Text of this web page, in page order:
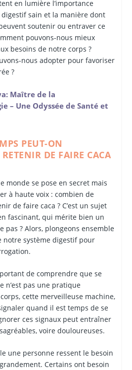
en lumière l’importance
digestif sain et la manière dont
soutenir ou entraver ce
pouvons-nous mieux
besoins de notre corps ?
nous adopter pour favoriser
?
Maître de la
– Une Odyssée de Santé et
PEUT-ON
DE FAIRE CACA
monde se pose en secret mais
à haute voix : combien de
de faire caca ? C’est un sujet
fascinant, qui mérite bien un
pas ? Alors, plongeons ensemble
notre système digestif pour
de comprendre que se
n’est pas une pratique
cette merveilleuse machine,
quand il est temps de se
ces signaux peut entraîner
voire douloureuses.
une personne ressent le besoin
Certains ont besoin